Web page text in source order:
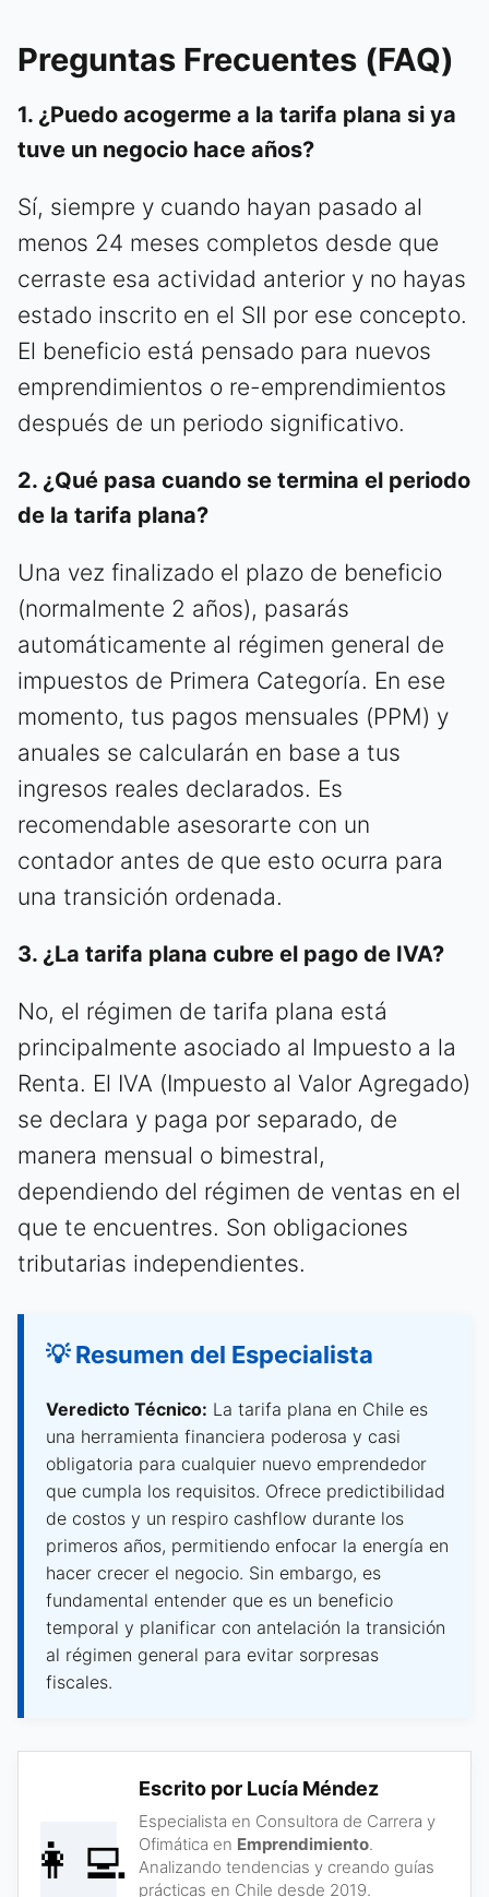
Preguntas Frecuentes (FAQ)
1. ¿Puedo acogerme a la tarifa plana si ya
tuve un negocio hace años?
Sí, siempre y cuando hayan pasado al
menos 24 meses completos desde que
cerraste esa actividad anterior y no hayas
estado inscrito en el SII por ese concepto.
El beneficio está pensado para nuevos
emprendimientos o re-emprendimientos
después de un periodo significativo.
2. ¿Qué pasa cuando se termina el periodo
de la tarifa plana?
Una vez finalizado el plazo de beneficio
(normalmente 2 años), pasarás
automáticamente al régimen general de
impuestos de Primera Categoría. En ese
momento, tus pagos mensuales (PPM) y
anuales se calcularán en base a tus
ingresos reales declarados. Es
recomendable asesorarte con un
contador antes de que esto ocurra para
una transición ordenada.
3. ¿La tarifa plana cubre el pago de IVA?
No, el régimen de tarifa plana está
principalmente asociado al Impuesto a la
Renta. El IVA (Impuesto al Valor Agregado)
se declara y paga por separado, de
manera mensual o bimestral,
dependiendo del régimen de ventas en el
que te encuentres. Son obligaciones
tributarias independientes.
💡 Resumen del Especialista
Veredicto Técnico: La tarifa plana en Chile es
una herramienta financiera poderosa y casi
obligatoria para cualquier nuevo emprendedor
que cumpla los requisitos. Ofrece predictibilidad
de costos y un respiro cashflow durante los
primeros años, permitiendo enfocar la energía en
hacer crecer el negocio. Sin embargo, es
fundamental entender que es un beneficio
temporal y planificar con antelación la transición
al régimen general para evitar sorpresas
fiscales.
👩‍💻
Escrito por Lucía Méndez
Especialista en Consultora de Carrera y
Ofimática en Emprendimiento.
Analizando tendencias y creando guías
prácticas en Chile desde 2019.